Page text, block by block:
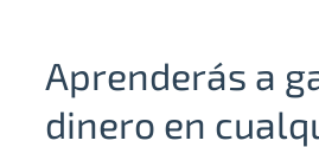
Aprenderás a
dinero en